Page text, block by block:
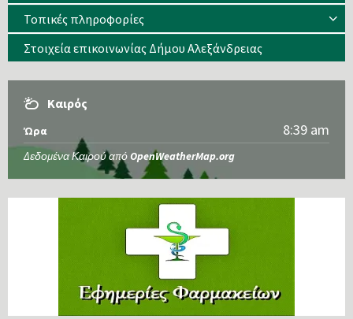
Τοπικές πληροφορίες
Στοιχεία επικοινωνίας Δήμου Αλεξάνδρειας
Καιρός
Ώρα 8:39 am
Δεδομένα Καιρού από OpenWeatherMap.org